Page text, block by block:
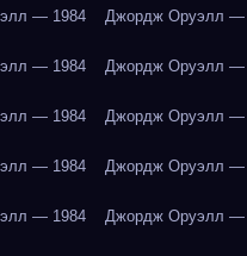
— 1984 Джордж Оруэлл —
— 1984 Джордж Оруэлл —
— 1984 Джордж Оруэлл —
— 1984 Джордж Оруэлл —
— 1984 Джордж Оруэлл —